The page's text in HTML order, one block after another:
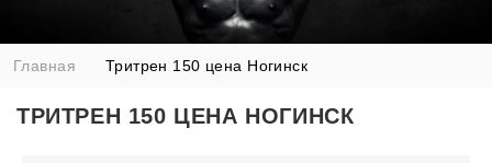
Главная Тритрен 150 цена Ногинск
ТРИТРЕН 150 ЦЕНА НОГИНСК